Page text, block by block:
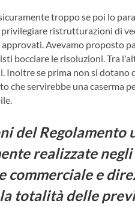
troppo se poi lo
ristrutturazioni di
Avevamo proposto
bocciare le risoluzioni. Tra
Inoltre se prima non si
che servirebbe una caserma
del Regolamento
realizzate
commerciale e
totalità delle